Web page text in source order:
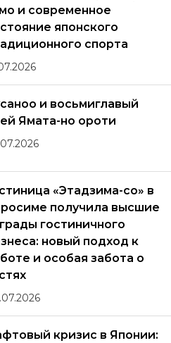
и современное
японского
спорта
и восьмиглавый
Ямата-но ороти
«Этадзима-со» в
получила высшие
гостиничного
новый подход к
и особая забота о
кризис в Японии: